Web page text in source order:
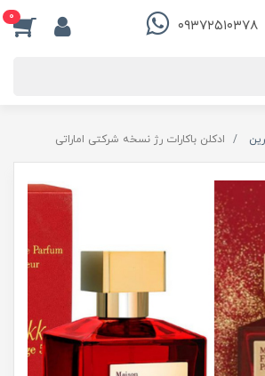
۰۹۳۷۲۵۱۰۳۷۸
0
ادکلن باکارات رژ نسخه شرکتی اماراتی